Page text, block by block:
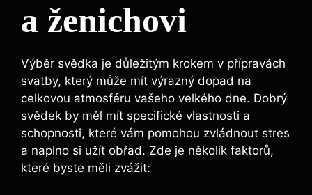
a ženichovi
Výběr svědka je důležitým krokem v přípravách
svatby, který může mít výrazný dopad na
celkovou atmosféru vašeho velkého dne. Dobrý
svědek by měl mít specifické vlastnosti a
schopnosti, které vám pomohou zvládnout stres
a naplno si užít obřad. Zde je několik faktorů,
které byste měli zvážit: